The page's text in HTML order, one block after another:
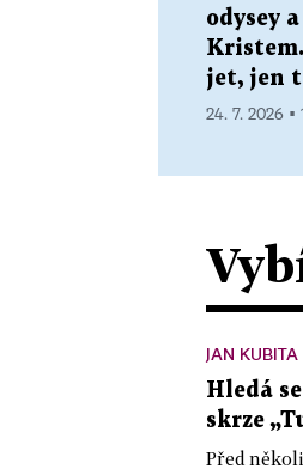
odysey
jet, jen
24. 7. 2026 ▪
JAN KUBITA
Hledá
skrze
Před